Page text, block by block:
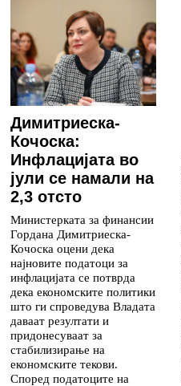
Димитриеска-
Кочоска:
Инфлацијата во
јули се намали на
2,3 отсто
Министерката за финансии
Гордана Димитриеска-
Кочоска оцени дека
најновите податоци за
инфлацијата се потврда
дека економските политики
што ги спроведува Владата
даваат резултати и
придонесуваат за
стабилизирање на
економските текови.
Според податоците на